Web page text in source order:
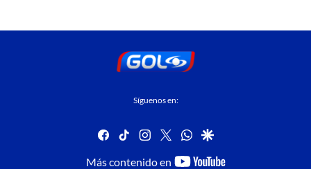
Síguenos en:
facebook
tiktok instagram
twitterwhatsapp
google
Más contenido en
youtube-